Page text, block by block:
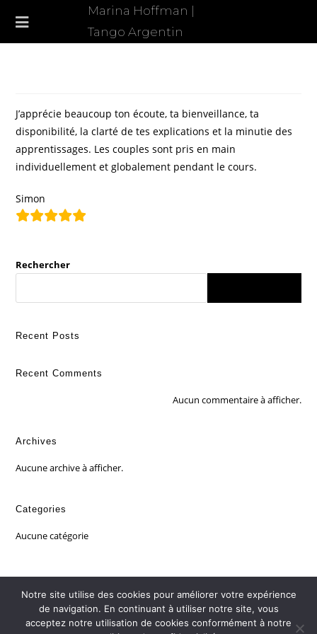
Marina Hoffman |
Tango Argentin
J’apprécie beaucoup ton écoute, ta bienveillance, ta
disponibilité, la clarté de tes explications et la minutie des
apprentissages. Les couples sont pris en main
individuellement et globalement pendant le cours.
Simon
Rechercher
Recent Posts
Recent Comments
Aucun commentaire à afficher.
Archives
Aucune archive à afficher.
Categories
Aucune catégorie
Mentions légales
Notre site utilise des cookies pour améliorer votre expérience
de navigation. En continuant à utiliser notre site, vous
acceptez notre utilisation de cookies conformément à notre